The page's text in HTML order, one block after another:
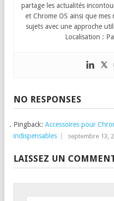
partage les actualités
et Chrome OS ainsi que mes
sujets avec une approche
Localisation :
NO RESPONSES
Pingback: Accessoires pour
indispensables
septembre 13,
LAISSEZ UN